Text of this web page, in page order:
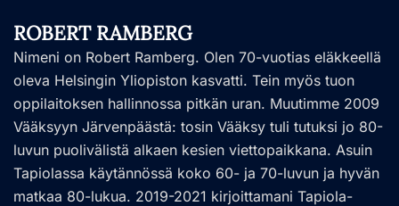
ROBERT RAMBERG
Nimeni on Robert Ramberg. Olen 70-vuotias eläkkeellä
oleva Helsingin Yliopiston kasvatti. Tein myös tuon
oppilaitoksen hallinnossa pitkän uran. Muutimme 2009
Vääksyyn Järvenpäästä: tosin Vääksy tuli tutuksi jo 80-
luvun puolivälistä alkaen kesien viettopaikkana. Asuin
Tapiolassa käytännössä koko 60- ja 70-luvun ja hyvän
matkaa 80-lukua. 2019-2021 kirjoittamani Tapiola-